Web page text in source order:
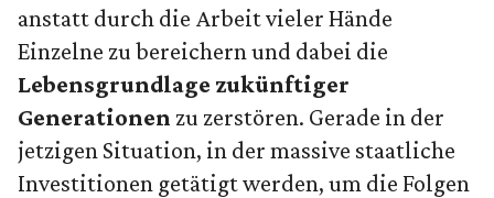
anstatt durch die Arbeit vieler Hände
Einzelne zu bereichern und dabei die
Lebensgrundlage zukünftiger
Generationen zu zerstören. Gerade in der
jetzigen Situation, in der massive staatliche
Investitionen getätigt werden, um die Folgen